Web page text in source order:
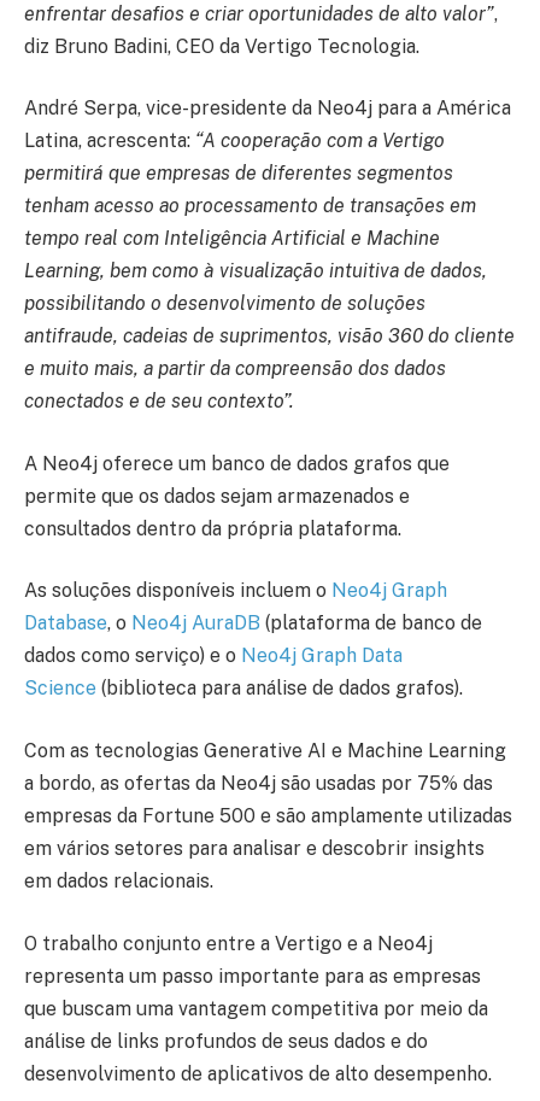
enfrentar desafios e criar oportunidades de alto valor”,
diz Bruno Badini, CEO da Vertigo Tecnologia.
André Serpa, vice-presidente da Neo4j para a América
Latina, acrescenta: “A cooperação com a Vertigo
permitirá que empresas de diferentes segmentos
tenham acesso ao processamento de transações em
tempo real com Inteligência Artificial e Machine
Learning, bem como à visualização intuitiva de dados,
possibilitando o desenvolvimento de soluções
antifraude, cadeias de suprimentos, visão 360 do cliente
e muito mais, a partir da compreensão dos dados
conectados e de seu contexto”.
A Neo4j oferece um banco de dados grafos que
permite que os dados sejam armazenados e
consultados dentro da própria plataforma.
As soluções disponíveis incluem o Neo4j Graph
Database, o Neo4j AuraDB (plataforma de banco de
dados como serviço) e o Neo4j Graph Data
Science (biblioteca para análise de dados grafos).
Com as tecnologias Generative AI e Machine Learning
a bordo, as ofertas da Neo4j são usadas por 75% das
empresas da Fortune 500 e são amplamente utilizadas
em vários setores para analisar e descobrir insights
em dados relacionais.
O trabalho conjunto entre a Vertigo e a Neo4j
representa um passo importante para as empresas
que buscam uma vantagem competitiva por meio da
análise de links profundos de seus dados e do
desenvolvimento de aplicativos de alto desempenho.